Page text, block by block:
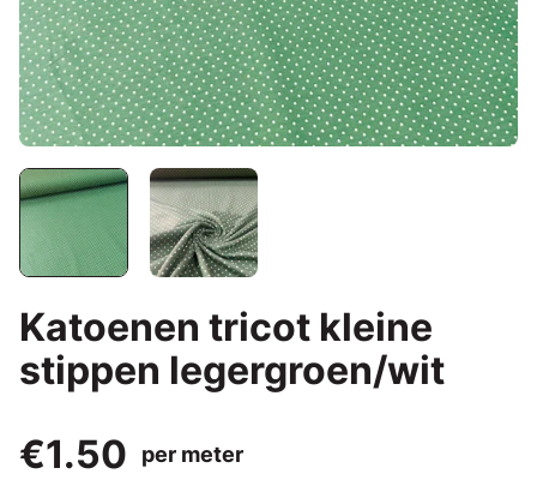
Katoenen tricot kleine
stippen legergroen/wit
€1.50
per meter